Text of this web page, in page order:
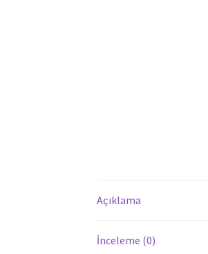
Açıklama
İnceleme (0)